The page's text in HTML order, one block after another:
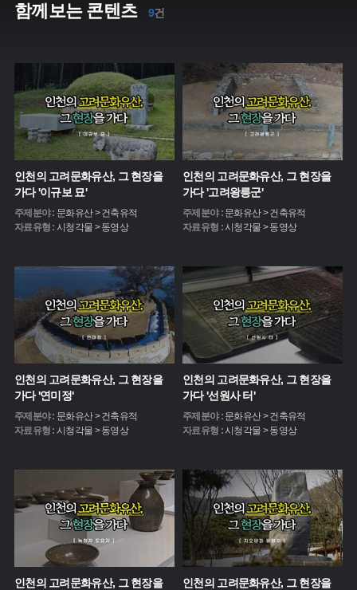
함께보는 콘텐츠 9건
인천의 고려문화유산, 그 현장을
가다 '이규보 묘'
주제분야 : 문화유산 > 건축유적
자료유형 : 시청각물 > 동영상
인천의 고려문화유산, 그 현장을
가다 '고려왕릉군'
주제분야 :문화유산 > 건축유적
자료유형 :시청각물 > 동영상
인천의 고려문화유산, 그 현장을
가다 '연미정'
주제분야 : 문화유산 > 건축유적
자료유형 : 시청각물 > 동영상
인천의 고려문화유산, 그 현장을
가다 '선원사 터'
주제분야 :문화유산 > 건축유적
자료유형 :시청각물 > 동영상
인천의 고려문화유산, 그 현장을
인천의 고려문화유산, 그 현장을